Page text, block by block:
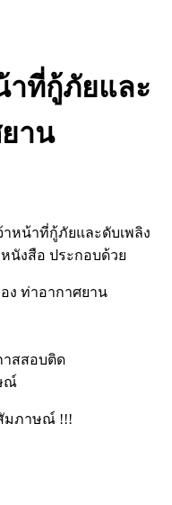
าที่กู้ภัยและ
าน
าหน้าที่กู้ภัยและดับเพลิง
นังสือ ประกอบด้วย
ง ท่าอากาศยาน
าสสอบติด
ณ์
มภาษณ์ !!!